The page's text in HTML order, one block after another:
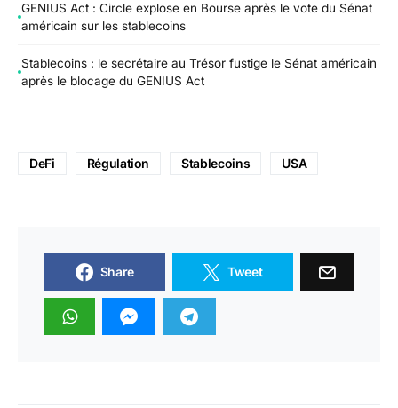
GENIUS Act : Circle explose en Bourse après le vote du Sénat
américain sur les stablecoins
Stablecoins : le secrétaire au Trésor fustige le Sénat américain
après le blocage du GENIUS Act
DeFi Régulation Stablecoins USA
Share Tweet